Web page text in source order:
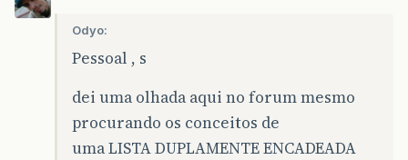
Odyo:
Pessoal , s
dei uma olhada aqui no forum mesmo
procurando os conceitos de
uma LISTA DUPLAMENTE ENCADEADA